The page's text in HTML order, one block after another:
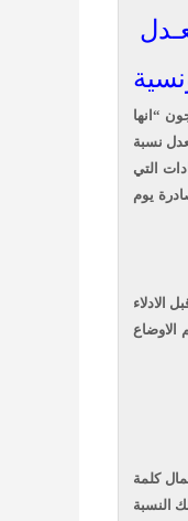
“انها
نسبة
التي
يوم
الادلاء
كلمة
النسبة